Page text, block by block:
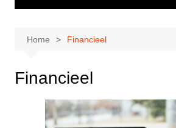
Home Financieel
Financieel